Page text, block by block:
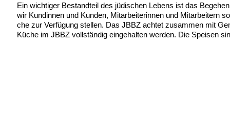
Ein wich­ti­ger Bestand­teil des jüdi­schen Lebens ist das
wir Kun­din­nen und Kun­den, Mit­ar­bei­te­rin­nen und Mit­ar­bei­tern
che zur Ver­fü­gung stel­len. Das JBBZ ach­tet zusam­men mit
Küche im JBBZ voll­stän­dig ein­ge­hal­ten wer­den. Die Spei­sen